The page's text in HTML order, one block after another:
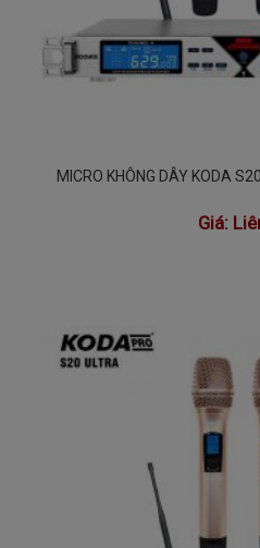
MICRO KHÔNG DÂY KODA
Giá: